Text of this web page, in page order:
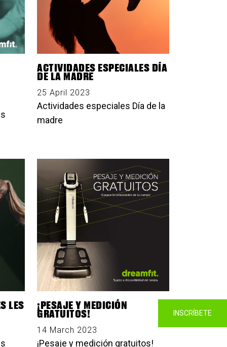
ACTIVIDADES ESPECIALES DÍA
DE LA MADRE
25 April 2023
Actividades especiales Día de la
madre
LES ¡PESAJE Y MEDICIÓN
GRATUITOS!
14 March 2023
¡Pesaje y medición gratuitos!
INSCRÍBETE